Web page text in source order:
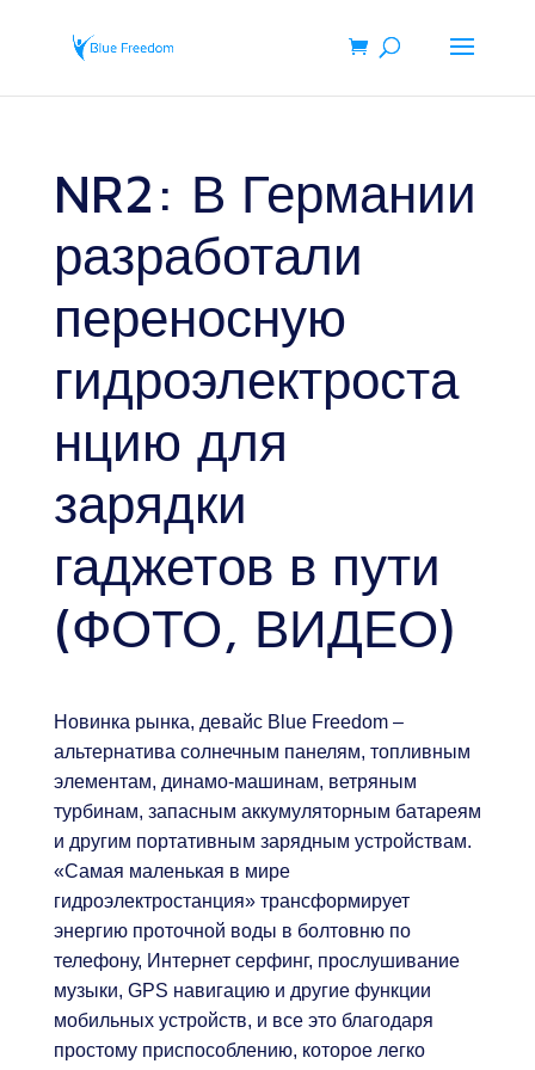
NR2: В Германии
разработали
переносную
гидроэлектроста
нцию для
зарядки
гаджетов в пути
(ФОТО, ВИДЕО)
Новинка рынка, девайс Blue Freedom –
альтернатива солнечным панелям, топливным
элементам, динамо-машинам, ветряным
турбинам, запасным аккумуляторным батареям
и другим портативным зарядным устройствам.
«Самая маленькая в мире
гидроэлектростанция» трансформирует
энергию проточной воды в болтовню по
телефону, Интернет серфинг, прослушивание
музыки, GPS навигацию и другие функции
мобильных устройств, и все это благодаря
простому приспособлению, которое легко